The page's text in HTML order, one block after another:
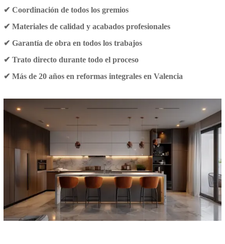
✔ Coordinación de todos los gremios
✔ Materiales de calidad y acabados profesionales
✔ Garantía de obra en todos los trabajos
✔ Trato directo durante todo el proceso
✔ Más de 20 años en reformas integrales en Valencia